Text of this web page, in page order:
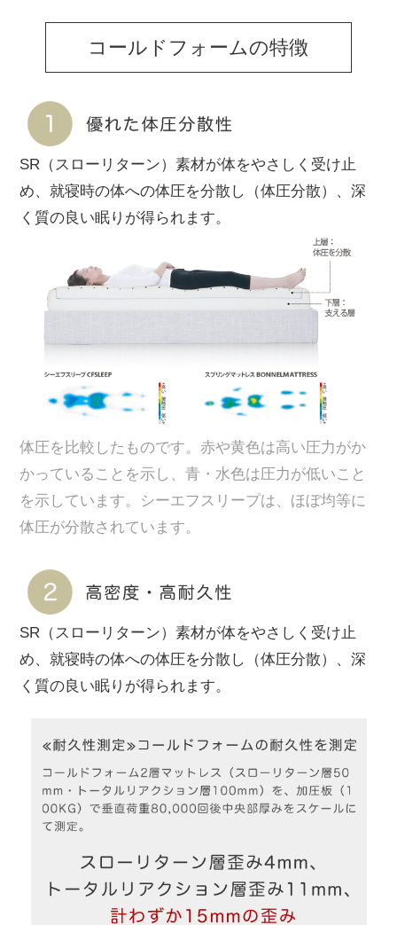
コールドフォームの特徴
SR（スローリターン）素材が体をやさしく受け止
め、就寝時の体への体圧を分散し（体圧分散）、深
く質の良い眠りが得られます。
体圧を比較したものです。赤や黄色は高い圧力がか
かっていることを示し、青・水色は圧力が低いこと
を示しています。シーエフスリープは、ほぼ均等に
体圧が分散されています。
SR（スローリターン）素材が体をやさしく受け止
め、就寝時の体への体圧を分散し（体圧分散）、深
く質の良い眠りが得られます。